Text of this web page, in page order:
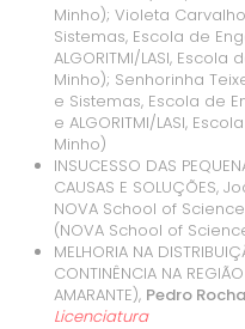
Minho); Violeta
Sistemas, Escola de
ALGORITMI/LASI,
Minho); Senhorinha
e Sistemas, Escola de
e ALGORITMI/LASI,
Minho)
INSUCESSO DAS
CAUSAS E SOLUÇÕES,
NOVA School of
(NOVA School of
MELHORIA NA
CONTINÊNCIA NA
AMARANTE), Pedro Rocha
Licenciatura